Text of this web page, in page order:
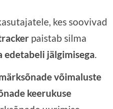
kes soovivad
paistab silma
edetabeli jälgimisega
võimaluste
keerukuse